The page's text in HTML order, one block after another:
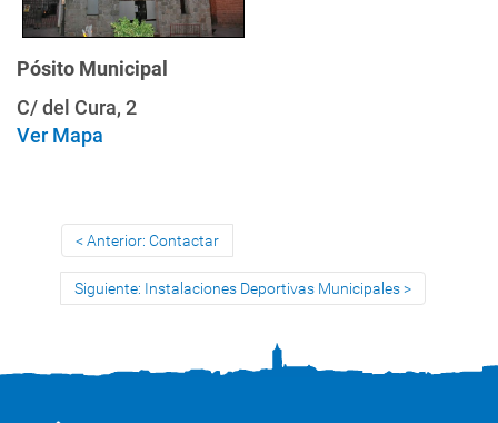
Pósito Municipal
C/ del Cura, 2
Ver Mapa
Anterior: Contactar
Siguiente: Instalaciones Deportivas Municipales